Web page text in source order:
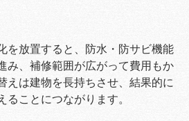
を放置すると、防水・防サビ機能
み、補修範囲が広がって費用もか
えは建物を長持ちさせ、結果的に
ることにつながります。